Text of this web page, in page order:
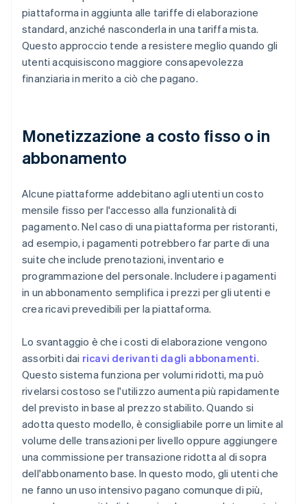
piattaforma in aggiunta alle tariffe di elaborazione
standard, anziché nasconderla in una tariffa mista.
Questo approccio tende a resistere meglio quando gli
utenti acquisiscono maggiore consapevolezza
finanziaria in merito a ciò che pagano.
Monetizzazione a costo fisso o in
abbonamento
Alcune piattaforme addebitano agli utenti un costo
mensile fisso per l'accesso alla funzionalità di
pagamento. Nel caso di una piattaforma per ristoranti,
ad esempio, i pagamenti potrebbero far parte di una
suite che include prenotazioni, inventario e
programmazione del personale. Includere i pagamenti
in un abbonamento semplifica i prezzi per gli utenti e
crea ricavi prevedibili per la piattaforma.
Lo svantaggio è che i costi di elaborazione vengono
assorbiti dai ricavi derivanti dagli abbonamenti.
Questo sistema funziona per volumi ridotti, ma può
rivelarsi costoso se l'utilizzo aumenta più rapidamente
del previsto in base al prezzo stabilito. Quando si
adotta questo modello, è consigliabile porre un limite al
volume delle transazioni per livello oppure aggiungere
una commissione per transazione ridotta al di sopra
dell'abbonamento base. In questo modo, gli utenti che
ne fanno un uso intensivo pagano comunque di più,